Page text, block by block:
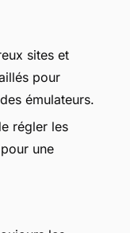
sites et
pour
émulateurs.
régler les
une